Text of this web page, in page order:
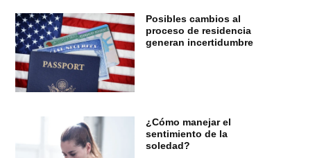
Posibles cambios al
proceso de residencia
generan incertidumbre
¿Cómo manejar el
sentimiento de la
soledad?